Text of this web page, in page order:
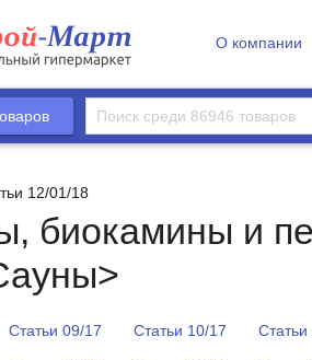
О компании
12/01/18
биокамины и
Статьи 09/17 Статьи 10/17 Статьи